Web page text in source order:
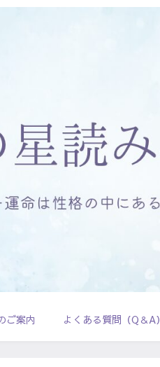
ご案内 よくある質問（Q＆A）